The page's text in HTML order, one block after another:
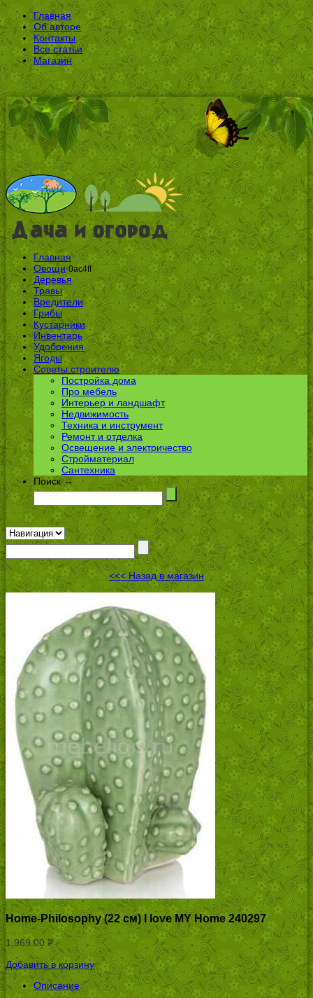
Главная
Об авторе
Контакты
Все статьи
Магазин
Главная
Овощи 0ac4ff
Деревья
Травы
Вредители
Грибы
Кустарники
Инвентарь
Удобрения
Ягоды
Советы строителю
Постройка дома
Про мебель
Интерьер и ландшафт
Недвижимость
Техника и инструмент
Ремонт и отделка
Освещение и электричество
Стройматериал
Сантехника
Поиск →
<<< Назад в магазин
Home-Philosophy (22 см) I love MY Home 240297
1,969.00 Р
УБ.
Добавить в корзину
Описание